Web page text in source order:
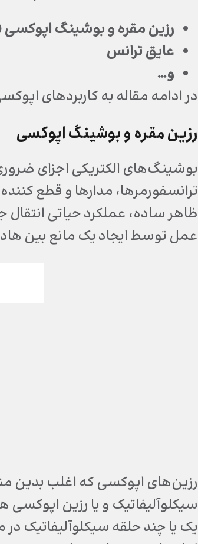
رزین مقره و بوشینگ اپوکسی
عایق ترانس
و…
در ادامه مقاله به کاربردهای
رزین مقره و بوشینگ اپوکسی
بوشینگ‌های الکتریکی اجزای
ترانسفورمرها، مدارها و قطع
ظاهر ساده، عملکرد حیاتی انتقال
عمل توسط ایجاد یک مانع بین
رزین‌های اپوکسی که اغلب بدین
سیکلوآلیفاتیک و یا رزین
یک یا چند حلقه سیکلوآلیفاتیک